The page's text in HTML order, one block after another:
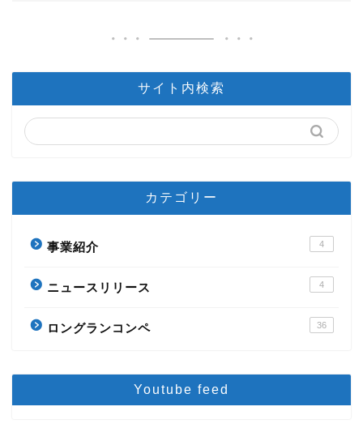
サイト内検索
カテゴリー
事業紹介 4
ニュースリリース 4
ロングランコンペ 36
Youtube feed